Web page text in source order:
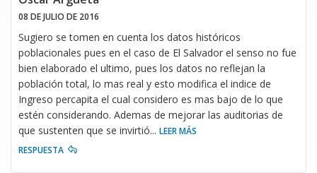
08 DE JULIO DE 2016
Sugiero se tomen en cuenta los datos históricos
poblacionales pues en el caso de El Salvador el senso no fue
bien elaborado el ultimo, pues los datos no reflejan la
población total, lo mas real y esto modifica el indice de
Ingreso percapita el cual considero es mas bajo de lo que
estén considerando. Ademas de mejorar las auditorias de
que sustenten que se invirtió... LEER MÁS
RESPUESTA